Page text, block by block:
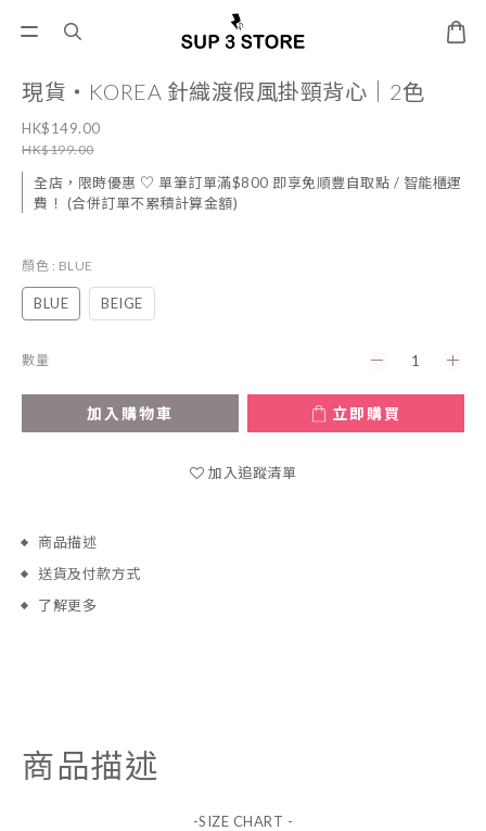
現貨・KOREA 針織渡假風掛頸背心｜2色
HK$149.00
HK$199.00
全店，限時優惠 ♡ 單筆訂單滿$800 即享免順豐自取點 / 智能櫃運
費！ (合併訂單不累積計算金額)
顏色 : BLUE
BLUE BEIGE
數量
加入購物車 立即購買
加入追蹤清單
商品描述
送貨及付款方式
了解更多
商品描述
-SIZE CHART -